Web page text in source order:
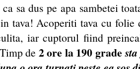
sa dus pe apa sambetei
tava! Acoperiti tava cu folie
iar cuptorul fiind
de 2 ore la 190 grade